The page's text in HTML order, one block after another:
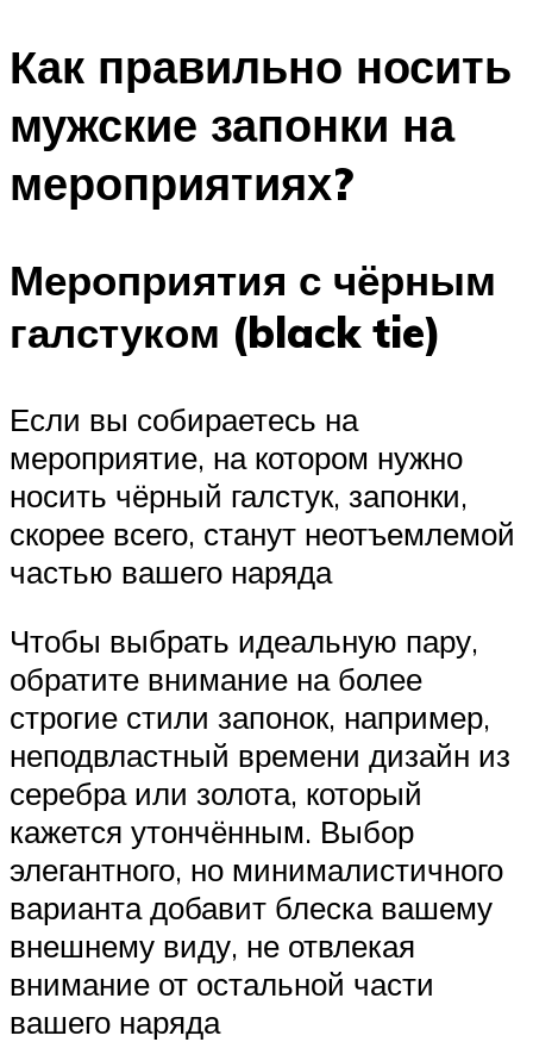
Как правильно носить
мужские запонки на
мероприятиях?
Мероприятия с чёрным
галстуком (black tie)
Если вы собираетесь на
мероприятие, на котором нужно
носить чёрный галстук, запонки,
скорее всего, станут неотъемлемой
частью вашего наряда
Чтобы выбрать идеальную пару,
обратите внимание на более
строгие стили запонок, например,
неподвластный времени дизайн из
серебра или золота, который
кажется утончённым. Выбор
элегантного, но минималистичного
варианта добавит блеска вашему
внешнему виду, не отвлекая
внимание от остальной части
вашего наряда